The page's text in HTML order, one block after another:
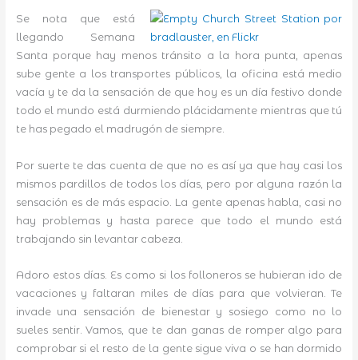
Se nota que está
llegando Semana
Santa porque hay menos tránsito a la hora punta, apenas
sube gente a los transportes públicos, la oficina está medio
vacía y te da la sensación de que hoy es un día festivo donde
todo el mundo está durmiendo plácidamente mientras que tú
te has pegado el madrugón de siempre.
Por suerte te das cuenta de que no es así ya que hay casi los
mismos pardillos de todos los días, pero por alguna razón la
sensación es de más espacio. La gente apenas habla, casi no
hay problemas y hasta parece que todo el mundo está
trabajando sin levantar cabeza.
Adoro estos días. Es como si los folloneros se hubieran ido de
vacaciones y faltaran miles de días para que volvieran. Te
invade una sensación de bienestar y sosiego como no lo
sueles sentir. Vamos, que te dan ganas de romper algo para
comprobar si el resto de la gente sigue viva o se han dormido